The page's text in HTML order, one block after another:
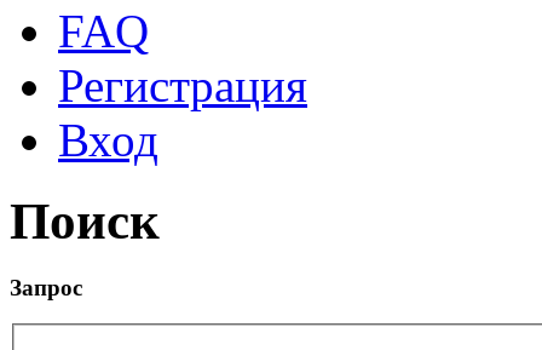
FAQ
Регистрация
Вход
Поиск
Запрос